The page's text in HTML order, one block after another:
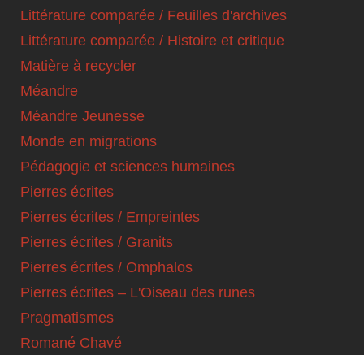
Littérature comparée / Feuilles d'archives
Littérature comparée / Histoire et critique
Matière à recycler
Méandre
Méandre Jeunesse
Monde en migrations
Pédagogie et sciences humaines
Pierres écrites
Pierres écrites / Empreintes
Pierres écrites / Granits
Pierres écrites / Omphalos
Pierres écrites – L'Oiseau des runes
Pragmatismes
Romané Chavé